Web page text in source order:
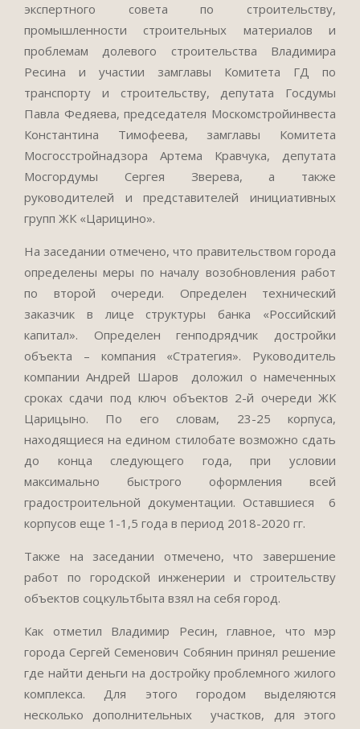
экспертного совета по строительству,
промышленности строительных материалов и
проблемам долевого строительства Владимира
Ресина и участии замглавы Комитета ГД по
транспорту и строительству, депутата Госдумы
Павла Федяева, председателя Москомстройинвеста
Константина Тимофеева, замглавы Комитета
Мосгосстройнадзора Артема Кравчука, депутата
Мосгордумы Сергея Зверева, а также
руководителей и представителей инициативных
групп ЖК «Царицино».
На заседании отмечено, что правительством города
определены меры по началу возобновления работ
по второй очереди. Определен технический
заказчик в лице структуры банка «Российский
капитал». Определен генподрядчик достройки
объекта – компания «Стратегия». Руководитель
компании Андрей Шаров доложил о намеченных
сроках сдачи под ключ объектов 2-й очереди ЖК
Царицыно. По его словам, 23-25 корпуса,
находящиеся на едином стилобате возможно сдать
до конца следующего года, при условии
максимально быстрого оформления всей
градостроительной документации. Оставшиеся 6
корпусов еще 1-1,5 года в период 2018-2020 гг.
Также на заседании отмечено, что завершение
работ по городской инженерии и строительству
объектов соцкультбыта взял на себя город.
Как отметил Владимир Ресин, главное, что мэр
города Сергей Семенович Собянин принял решение
где найти деньги на достройку проблемного жилого
комплекса. Для этого городом выделяются
несколько дополнительных участков, для этого